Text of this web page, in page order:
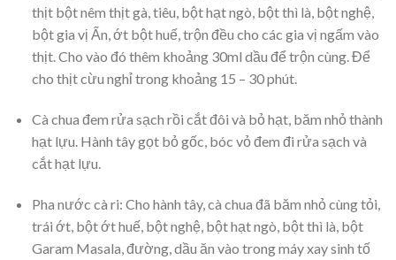
thịt bột nêm thịt gà, tiêu, bột hạt ngò, bột thì là, bột nghệ,
bột gia vị Ấn, ớt bột huế, trộn đều cho các gia vị ngấm vào
thịt. Cho vào đó thêm khoảng 30ml dầu để trộn cùng. Để
cho thịt cừu nghỉ trong khoảng 15 – 30 phút.
Cà chua đem rửa sạch rồi cắt đôi và bỏ hạt, băm nhỏ thành
hạt lựu. Hành tây gọt bỏ gốc, bóc vỏ đem đi rửa sạch và
cắt hạt lựu.
Pha nước cà ri: Cho hành tây, cà chua đã băm nhỏ cùng tỏi,
trái ớt, bột ớt huế, bột nghệ, bột hạt ngò, bột thì là, bột
Garam Masala, đường, dầu ăn vào trong máy xay sinh tố